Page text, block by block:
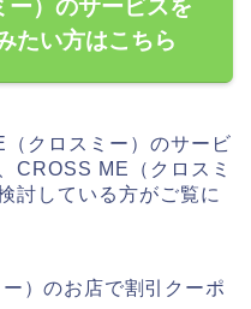
）のサービスを
たい方はこちら
クロスミー）のサービ
CROSS ME（クロスミ
討している方がご覧に
）のお店で割引クーポ